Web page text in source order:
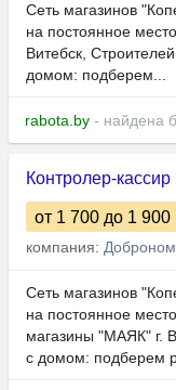
Сеть магазинов
на постоянное
Витебск,
домом: подберем...
rabota.by - найдена
Контролер-
от 1 700 до 1 900
компания: Доброном
Сеть магазинов
на постоянное
магазины "МАЯК" г.
с домом: подберем